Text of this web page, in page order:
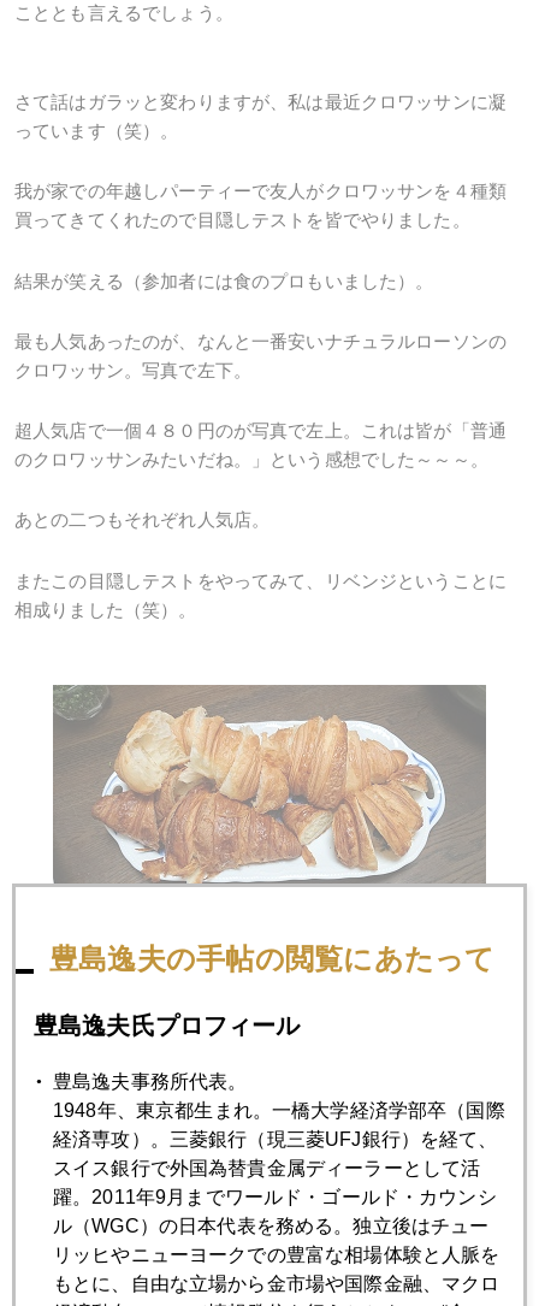
こととも言えるでしょう。
さて話はガラッと変わりますが、私は最近クロワッサンに凝
っています（笑）。
我が家での年越しパーティーで友人がクロワッサンを４種類
買ってきてくれたので目隠しテストを皆でやりました。
結果が笑える（参加者には食のプロもいました）。
最も人気あったのが、なんと一番安いナチュラルローソンの
クロワッサン。写真で左下。
超人気店で一個４８０円のが写真で左上。これは皆が「普通
のクロワッサンみたいだね。」という感想でした～～～。
あとの二つもそれぞれ人気店。
またこの目隠しテストをやってみて、リベンジということに
相成りました（笑）。
1月 3月 4月 5月 6月
7月 8月 9月 10月 11月 12月
2019年01月31日
豊島逸夫の手帖の閲覧にあたって
豊島逸夫氏プロフィール
豊島逸夫事務所代表。
1948年、東京都生まれ。一橋大学経済学部卒（国際
経済専攻）。三菱銀行（現三菱UFJ銀行）を経て、
スイス銀行で外国為替貴金属ディーラーとして活
躍。2011年9月までワールド・ゴールド・カウンシ
ル（WGC）の日本代表を務める。独立後はチュー
リッヒやニューヨークでの豊富な相場体験と人脈を
もとに、自由な立場から金市場や国際金融、マクロ